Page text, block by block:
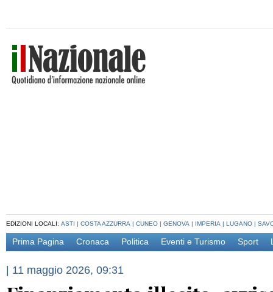
EDIZIONI LOCALI: ASTI | COSTA AZZURRA | CUNEO | GENOVA | IMPERIA | LUGANO |
Prima Pagina Cronaca Politica Eventi e Turismo Sport
| 11 maggio 2026, 09:31